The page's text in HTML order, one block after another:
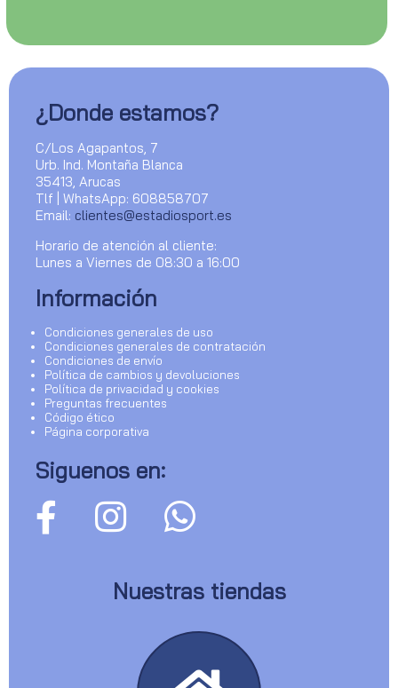
¿Donde estamos?
C/Los Agapantos, 7
Urb. Ind. Montaña Blanca
35413, Arucas
Tlf | WhatsApp: 608858707
Email: clientes@estadiosport.es
Horario de atención al cliente:
Lunes a Viernes de 08:30 a 16:00
Información
Condiciones generales de uso
Condiciones generales de contratación
Condiciones de envío
Política de cambios y devoluciones
Política de privacidad y cookies
Preguntas frecuentes
Código ético
Página corporativa
Siguenos en:
Nuestras tiendas